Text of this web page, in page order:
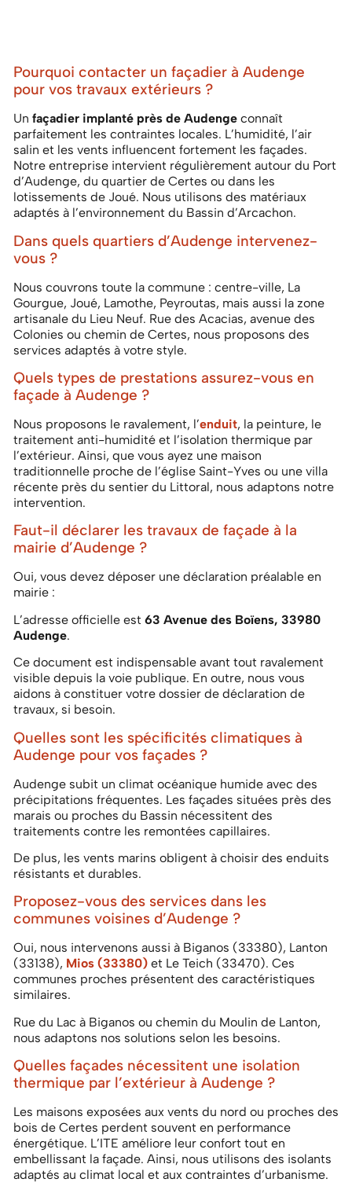
Pourquoi contacter un façadier à Audenge
pour vos travaux extérieurs ?
Un façadier implanté près de Audenge connaît
parfaitement les contraintes locales. L’humidité, l’air
salin et les vents influencent fortement les façades.
Notre entreprise intervient régulièrement autour du Port
d’Audenge, du quartier de Certes ou dans les
lotissements de Joué. Nous utilisons des matériaux
adaptés à l’environnement du Bassin d’Arcachon.
Dans quels quartiers d’Audenge intervenez-
vous ?
Nous couvrons toute la commune : centre-ville, La
Gourgue, Joué, Lamothe, Peyroutas, mais aussi la zone
artisanale du Lieu Neuf. Rue des Acacias, avenue des
Colonies ou chemin de Certes, nous proposons des
services adaptés à votre style.
Quels types de prestations assurez-vous en
façade à Audenge ?
Nous proposons le ravalement, l’enduit, la peinture, le
traitement anti-humidité et l’isolation thermique par
l’extérieur. Ainsi, que vous ayez une maison
traditionnelle proche de l’église Saint-Yves ou une villa
récente près du sentier du Littoral, nous adaptons notre
intervention.
Faut-il déclarer les travaux de façade à la
mairie d’Audenge ?
Oui, vous devez déposer une déclaration préalable en
mairie :
L’adresse officielle est 63 Avenue des Boïens, 33980
Audenge.
Ce document est indispensable avant tout ravalement
visible depuis la voie publique. En outre, nous vous
aidons à constituer votre dossier de déclaration de
travaux, si besoin.
Quelles sont les spécificités climatiques à
Audenge pour vos façades ?
Audenge subit un climat océanique humide avec des
précipitations fréquentes. Les façades situées près des
marais ou proches du Bassin nécessitent des
traitements contre les remontées capillaires.
De plus, les vents marins obligent à choisir des enduits
résistants et durables.
Proposez-vous des services dans les
communes voisines d’Audenge ?
Oui, nous intervenons aussi à Biganos (33380), Lanton
(33138), Mios (33380) et Le Teich (33470). Ces
communes proches présentent des caractéristiques
similaires.
Rue du Lac à Biganos ou chemin du Moulin de Lanton,
nous adaptons nos solutions selon les besoins.
Quelles façades nécessitent une isolation
thermique par l’extérieur à Audenge ?
Les maisons exposées aux vents du nord ou proches des
bois de Certes perdent souvent en performance
énergétique. L’ITE améliore leur confort tout en
embellissant la façade. Ainsi, nous utilisons des isolants
adaptés au climat local et aux contraintes d’urbanisme.